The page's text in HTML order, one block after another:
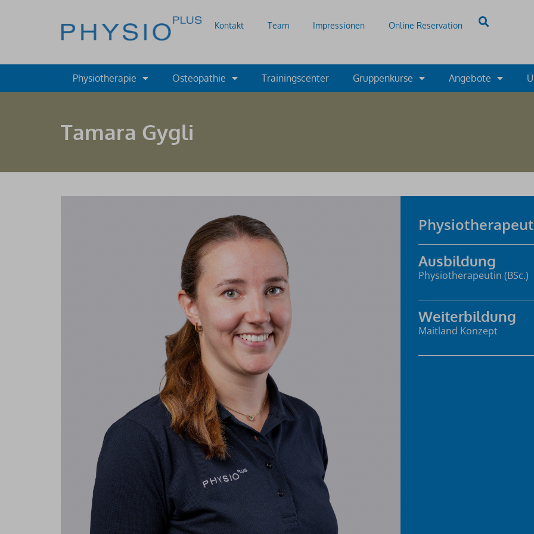
Kontakt Team Impressionen Online Reservation
Physiotherapie Osteopathie Trainingscenter Gruppenkurse Angebote
Tamara Gygli
Ausbildung
Physiotherapeutin (BSc.)
Weiterbildung
Maitland Konzept